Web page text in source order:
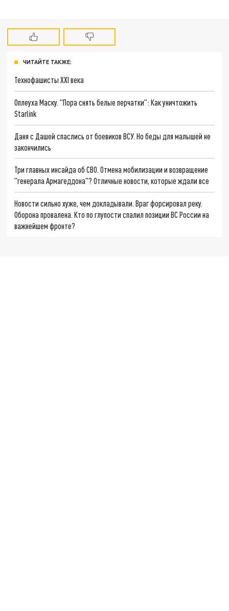
ЧИТАЙТЕ ТАКЖЕ:
Технофашисты XXI века
Оплеуха Маску. "Пора снять белые перчатки": Как уничтожить
Starlink
Даня с Дашей спаслись от боевиков ВСУ. Но беды для малышей не
закончились
Три главных инсайда об СВО. Отмена мобилизации и возвращение
"генерала Армагеддона"? Отличные новости, которые ждали все
Новости сильно хуже, чем докладывали. Враг форсировал реку.
Оборона провалена. Кто по глупости спалил позиции ВС России на
важнейшем фронте?